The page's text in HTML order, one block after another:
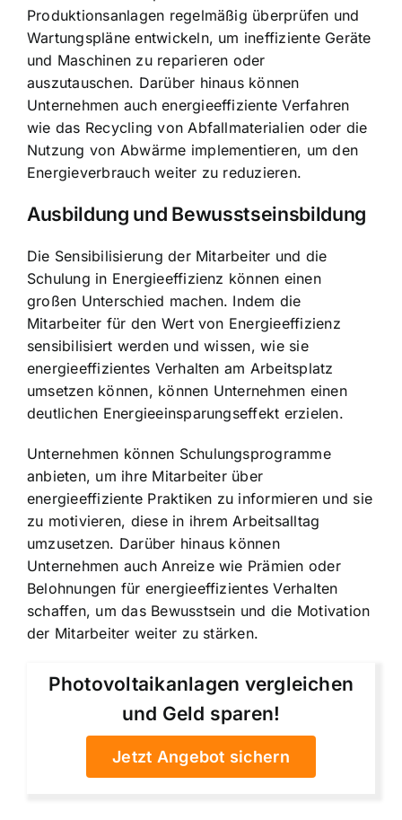
Produktionsanlagen regelmäßig überprüfen und
Wartungspläne entwickeln, um ineffiziente Geräte
und Maschinen zu reparieren oder
auszutauschen. Darüber hinaus können
Unternehmen auch energieeffiziente Verfahren
wie das Recycling von Abfallmaterialien oder die
Nutzung von Abwärme implementieren, um den
Energieverbrauch weiter zu reduzieren.
Ausbildung und Bewusstseinsbildung
Die Sensibilisierung der Mitarbeiter und die
Schulung in Energieeffizienz können einen
großen Unterschied machen. Indem die
Mitarbeiter für den Wert von Energieeffizienz
sensibilisiert werden und wissen, wie sie
energieeffizientes Verhalten am Arbeitsplatz
umsetzen können, können Unternehmen einen
deutlichen Energieeinsparungseffekt erzielen.
Unternehmen können Schulungsprogramme
anbieten, um ihre Mitarbeiter über
energieeffiziente Praktiken zu informieren und sie
zu motivieren, diese in ihrem Arbeitsalltag
umzusetzen. Darüber hinaus können
Unternehmen auch Anreize wie Prämien oder
Belohnungen für energieeffizientes Verhalten
schaffen, um das Bewusstsein und die Motivation
der Mitarbeiter weiter zu stärken.
Photovoltaikanlagen vergleichen
und Geld sparen!
Jetzt Angebot sichern